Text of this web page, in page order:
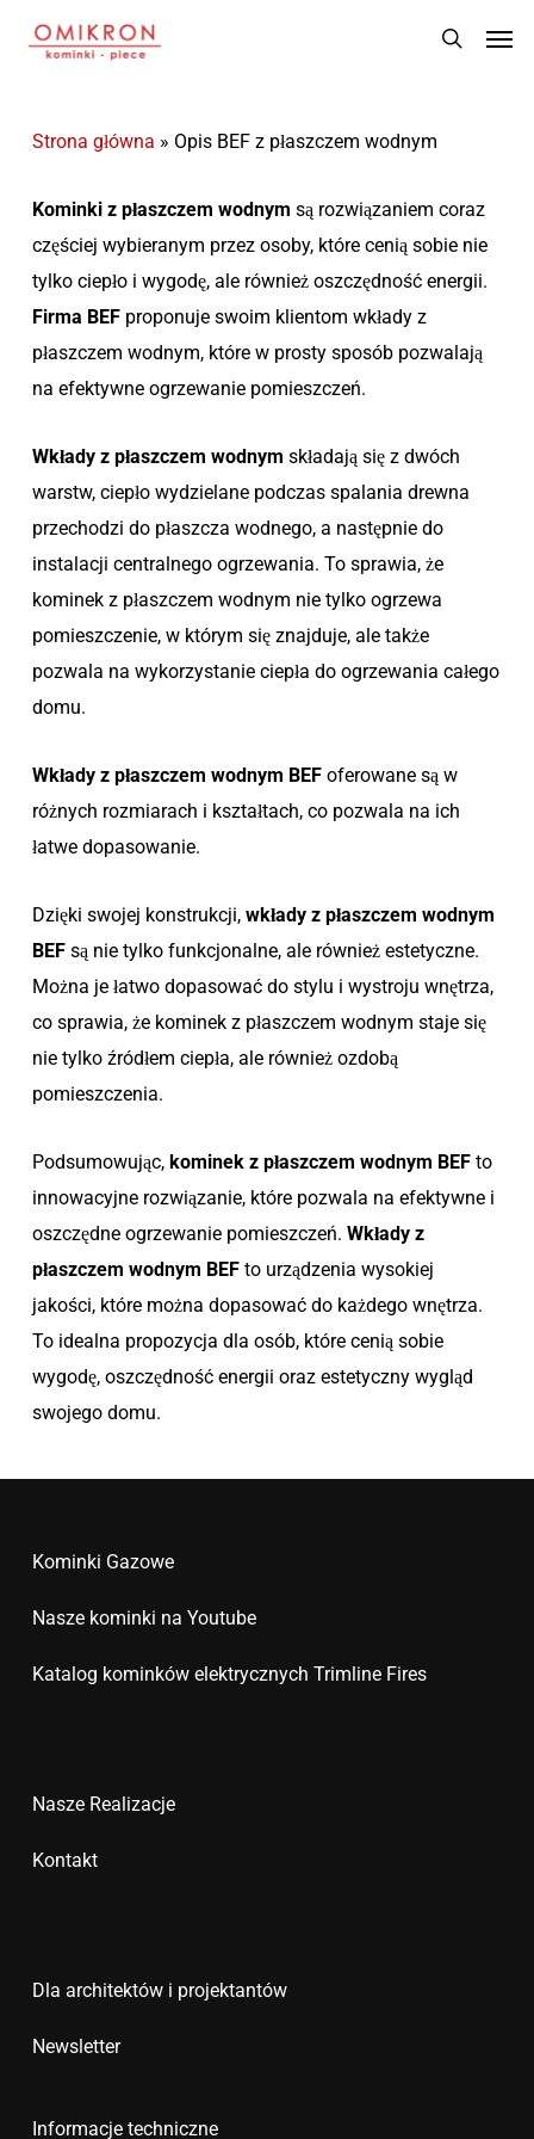
search
Strona główna » Opis BEF z płaszczem wodnym
Kominki z płaszczem wodnym są rozwiązaniem coraz
częściej wybieranym przez osoby, które cenią sobie nie
tylko ciepło i wygodę, ale również oszczędność energii.
Firma BEF proponuje swoim klientom wkłady z
płaszczem wodnym, które w prosty sposób pozwalają
na efektywne ogrzewanie pomieszczeń.
Wkłady z płaszczem wodnym składają się z dwóch
warstw, ciepło wydzielane podczas spalania drewna
przechodzi do płaszcza wodnego, a następnie do
instalacji centralnego ogrzewania. To sprawia, że
kominek z płaszczem wodnym nie tylko ogrzewa
pomieszczenie, w którym się znajduje, ale także
pozwala na wykorzystanie ciepła do ogrzewania całego
domu.
Wkłady z płaszczem wodnym BEF oferowane są w
różnych rozmiarach i kształtach, co pozwala na ich
łatwe dopasowanie.
Dzięki swojej konstrukcji,wkłady z płaszczem wodnym
BEF są nie tylko funkcjonalne, ale również estetyczne.
Można je łatwo dopasować do stylu i wystroju wnętrza,
co sprawia, że kominek z płaszczem wodnym staje się
nie tylko źródłem ciepła, ale również ozdobą
pomieszczenia.
Podsumowując,kominek z płaszczem wodnym BEF to
innowacyjne rozwiązanie, które pozwala na efektywne i
oszczędne ogrzewanie pomieszczeń.Wkłady z
płaszczem wodnym BEF to urządzenia wysokiej
jakości, które można dopasować do każdego wnętrza.
To idealna propozycja dla osób, które cenią sobie
wygodę, oszczędność energii oraz estetyczny wygląd
swojego domu.
Kominki Gazowe
Nasze kominki na Youtube
Katalog kominków elektrycznych Trimline Fires
Nasze Realizacje
Kontakt
Dla architektów i projektantów
Newsletter
Informacje techniczne